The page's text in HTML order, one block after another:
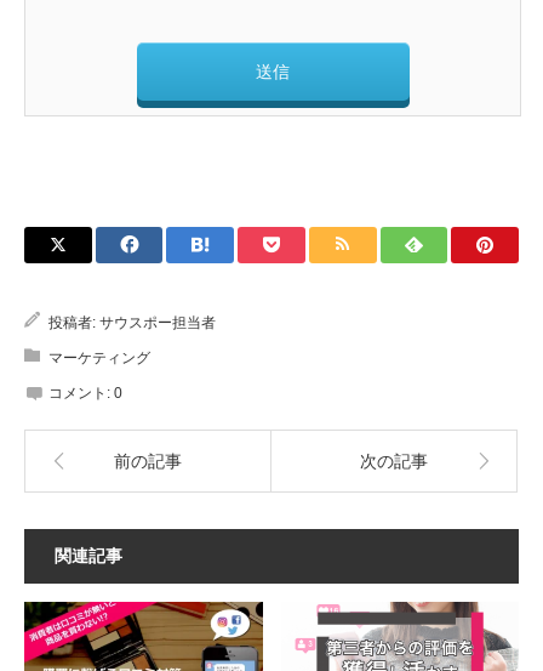
投稿者: サウスポー担当者
マーケティング
コメント: 0
前の記事 次の記事
関連記事